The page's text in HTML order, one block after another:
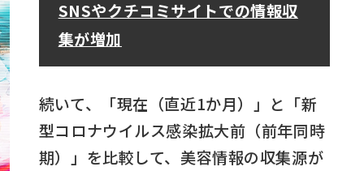
SNSやクチコミサイトでの情報収
集が増加
続いて、「現在（直近1か月）」と「新
型コロナウイルス感染拡大前（前年同時
期）」を比較して、美容情報の収集源が